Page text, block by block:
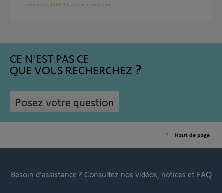
5 réponses PORTAIL il y a environ 2 ans
CE N'EST PAS CE
QUE VOUS RECHERCHEZ
Posez votre question
Haut de page
Besoin d’assistance ? Consultez nos vidéos, notices et FAQ